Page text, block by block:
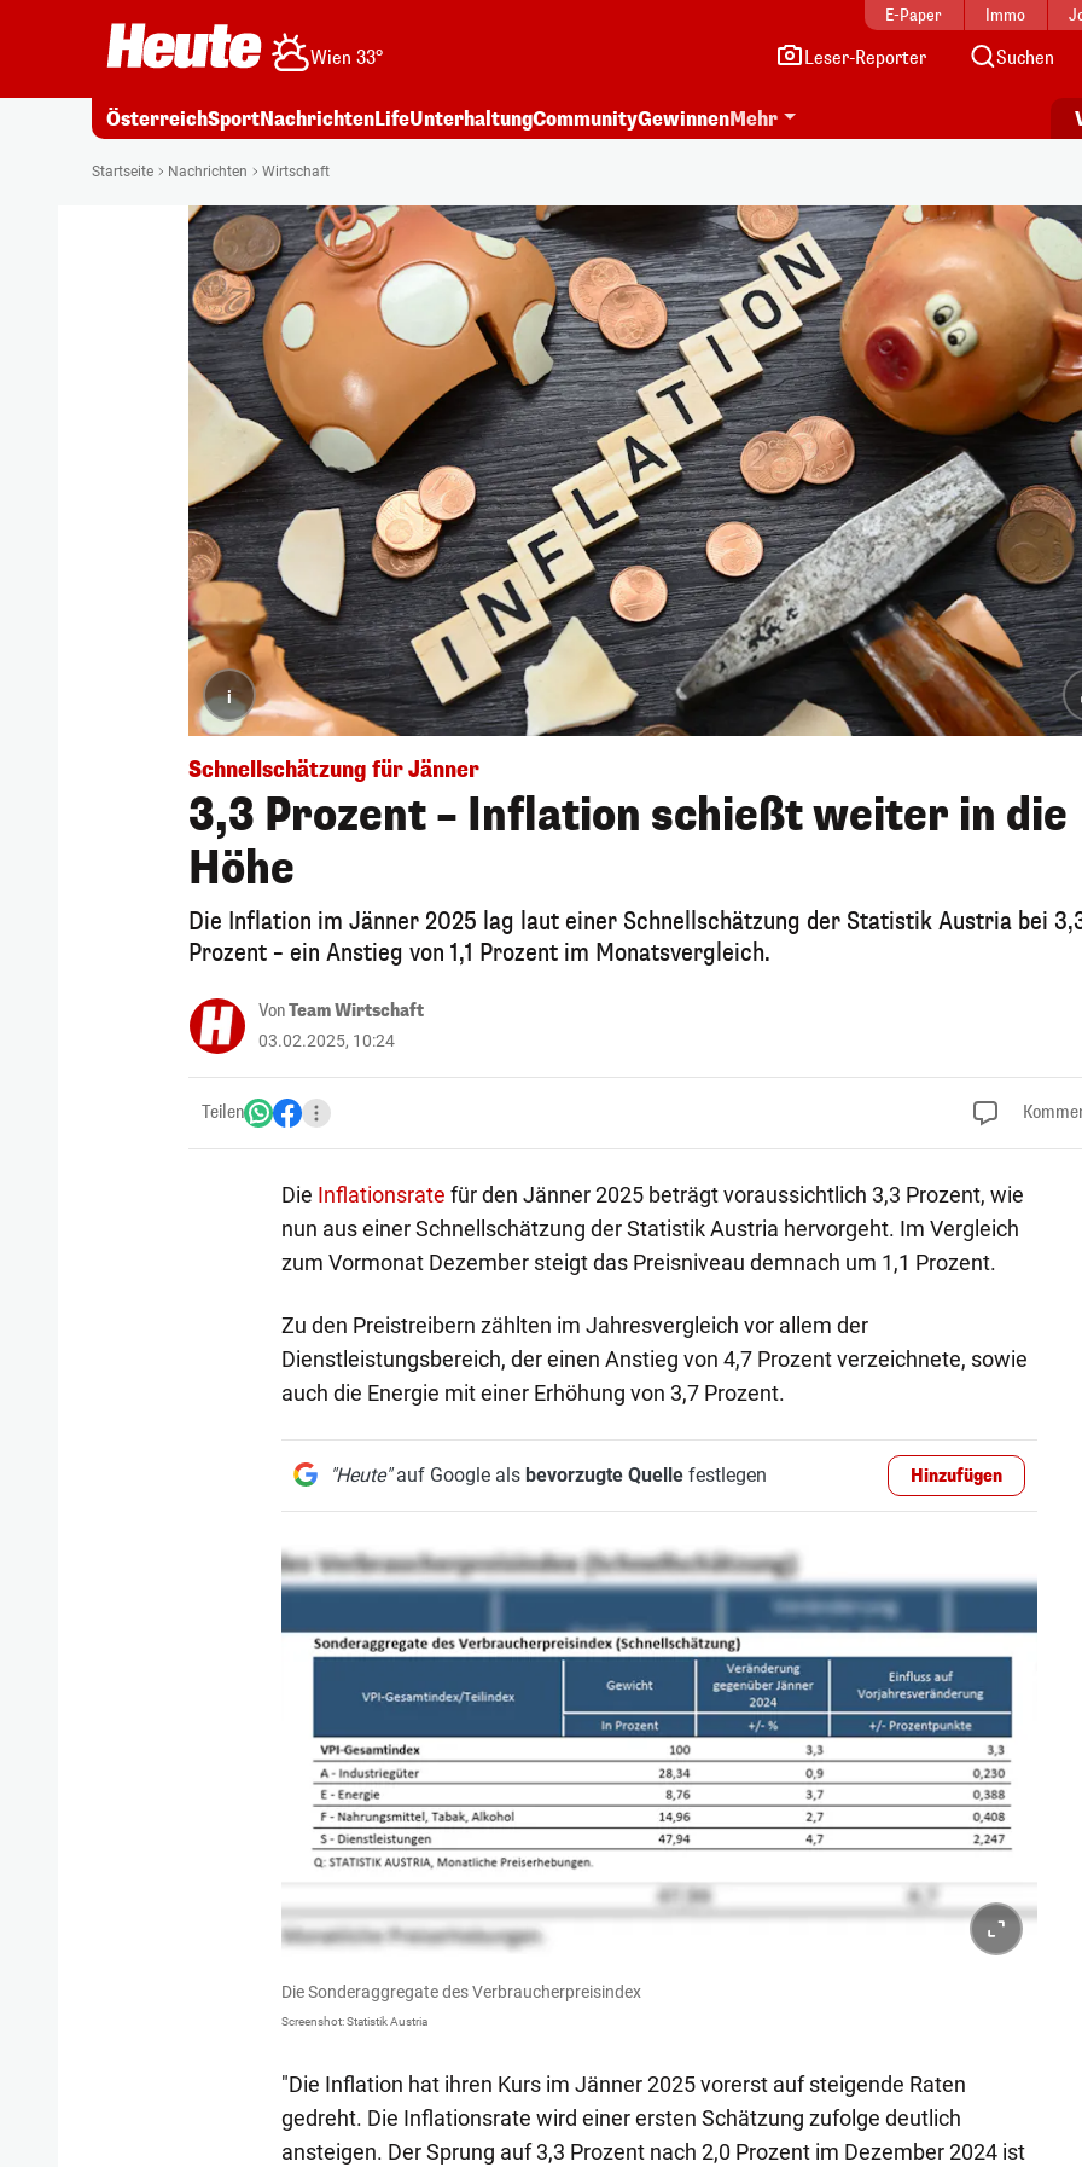
E-Paper Immo
Wien 33° Leser-Reporter Suchen
ÖsterreichSportNachrichtenLifeUnterhaltungCommunityGewinnenMehr
Startseite Nachrichten Wirtschaft
i
Schnellschätzung für Jänner
3,3 Prozent – Inflation schießt weiter in die
Höhe
Die Inflation im Jänner 2025 lag laut einer Schnellschätzung der Statistik Austria bei
Prozent – ein Anstieg von 1,1 Prozent im Monatsvergleich.
VonTeam Wirtschaft
03.02.2025, 10:24
Teilen
Die Inflationsrate für den Jänner 2025 beträgt voraussichtlich 3,3 Prozent, wie
nun aus einer Schnellschätzung der Statistik Austria hervorgeht. Im Vergleich
zum Vormonat Dezember steigt das Preisniveau demnach um 1,1 Prozent.
Zu den Preistreibern zählten im Jahresvergleich vor allem der
Dienstleistungsbereich, der einen Anstieg von 4,7 Prozent verzeichnete, sowie
auch die Energie mit einer Erhöhung von 3,7 Prozent.
"Heute"auf Google als bevorzugte Quellefestlegen Hinzufügen
Die Sonderaggregate des Verbraucherpreisindex
Screenshot: Statistik Austria
"Die Inflation hat ihren Kurs im Jänner 2025 vorerst auf steigende Raten
gedreht. Die Inflationsrate wird einer ersten Schätzung zufolge deutlich
ansteigen. Der Sprung auf 3,3 Prozent nach 2,0 Prozent im Dezember 2024 ist